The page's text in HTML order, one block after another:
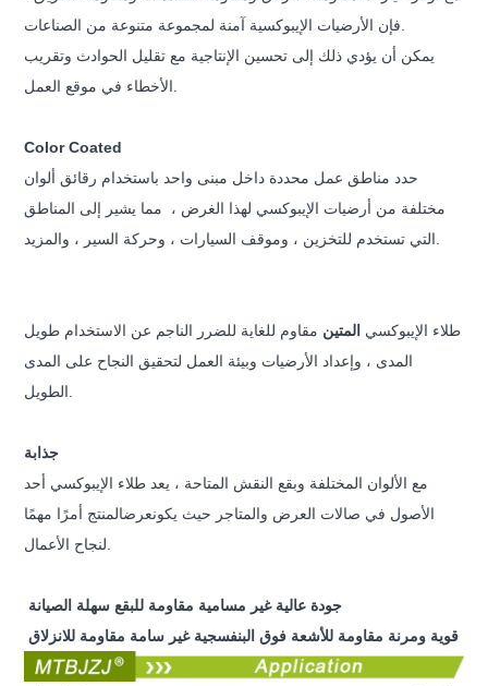
يمكن أن يؤدي ذلك إلى تحسين الإنتاجية مع تقليل الحوادث وتقريب
Color Coated
حدد مناطق عمل محددة داخل مبنى واحد باستخدام رقائق ألوان
مختلفة من أرضيات الإيبوكسي لهذا الغرض ،
مما يشير إلى المناطق
طلاء الإيبوكسي المتين مقاوم للغاية للضرر الناجم عن الاستخدام طويل
المدى ، وإعداد الأرضيات وبيئة العمل لتحقيق النجاح على المدى
جذابة
مع الألوان المختلفة وبقع النقش المتاحة ، يعد طلاء الإيبوكسي أحد
الأصول في صالات العرض والمتاجر حيث يكونعرضالمنتج أمرًا مهمًا
جودة عالية غير مسامية مقاومة للبقع سهلة الصيانة
قوية ومرنة مقاومة للأشعة فوق البنفسجية غير سامة مقاومة للانزلاق